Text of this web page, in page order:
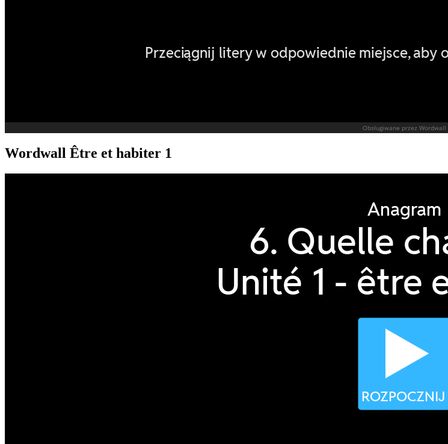
Wordwall Être et habiter 1